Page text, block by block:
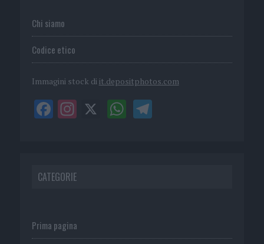
Chi siamo
Codice etico
Immagini stock di it.depositphotos.com
CATEGORIE
Prima pagina